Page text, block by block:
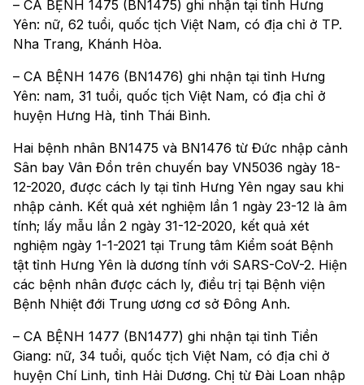
– CA BỆNH 1475 (BN1475) ghi nhận tại tỉnh Hưng
Yên: nữ, 62 tuổi, quốc tịch Việt Nam, có địa chỉ ở TP.
Nha Trang, Khánh Hòa.
– CA BỆNH 1476 (BN1476) ghi nhận tại tỉnh Hưng
Yên: nam, 31 tuổi, quốc tịch Việt Nam, có địa chỉ ở
huyện Hưng Hà, tỉnh Thái Bình.
Hai bệnh nhân BN1475 và BN1476 từ Đức nhập cảnh
Sân bay Vân Đồn trên chuyến bay VN5036 ngày 18-
12-2020, được cách ly tại tỉnh Hưng Yên ngay sau khi
nhập cảnh. Kết quả xét nghiệm lần 1 ngày 23-12 là âm
tính; lấy mẫu lần 2 ngày 31-12-2020, kết quả xét
nghiệm ngày 1-1-2021 tại Trung tâm Kiểm soát Bệnh
tật tỉnh Hưng Yên là dương tính với SARS-CoV-2. Hiện
các bệnh nhân được cách ly, điều trị tại Bệnh viện
Bệnh Nhiệt đới Trung ương cơ sở Đông Anh.
– CA BỆNH 1477 (BN1477) ghi nhận tại tỉnh Tiền
Giang: nữ, 34 tuổi, quốc tịch Việt Nam, có địa chỉ ở
huyện Chí Linh, tỉnh Hải Dương. Chị từ Đài Loan nhập